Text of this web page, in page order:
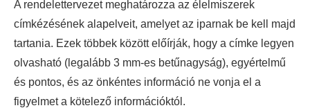
A rendelettervezet meghatározza az élelmiszerek
címkézésének alapelveit, amelyet az iparnak be kell majd
tartania. Ezek többek között előírják, hogy a címke legyen
olvasható (legalább 3 mm-es betűnagyság), egyértelmű
és pontos, és az önkéntes információ ne vonja el a
figyelmet a kötelező információktól.